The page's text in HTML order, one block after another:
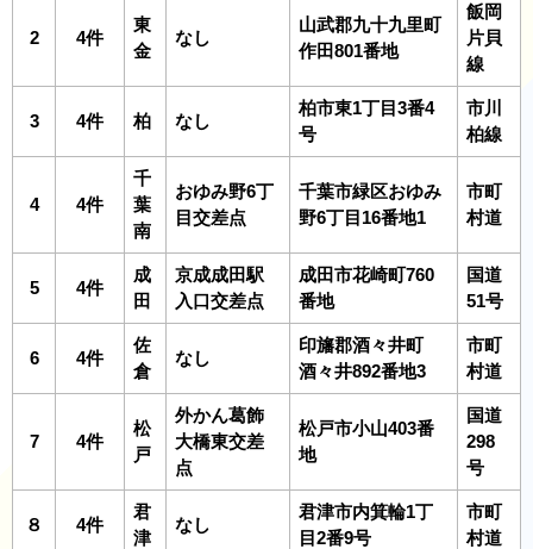
2 4件
東
金
なし
山武郡九十九里町
作田801番地
飯岡
片貝
線
3 4件 柏 なし
柏市東1丁目3番4
号
市川
柏線
4 4件
千
葉
南
おゆみ野6丁
目交差点
千葉市緑区おゆみ
野6丁目16番地1
市町
村道
5 4件
成
田
京成成田駅
入口交差点
成田市花崎町760
番地
国道
51号
6 4件
佐
倉
なし
印旛郡酒々井町
酒々井892番地3
市町
村道
7 4件
松
戸
外かん葛飾
大橋東交差
点
松戸市小山403番
地
国道
298
号
８ 4件
君
津
なし
君津市内箕輪1丁
目2番9号
市町
村道